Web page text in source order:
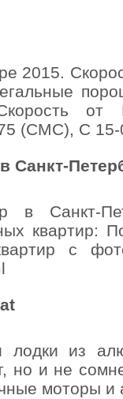
2015.
Скорость
(СМС), С
Санкт-
в Санкт-
квартир:
с
из
но и не
моторы и